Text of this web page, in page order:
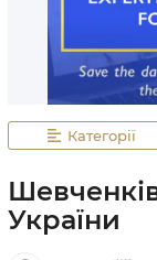
Категорії
України